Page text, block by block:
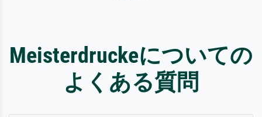
Meisterdruckeについての
よくある質問